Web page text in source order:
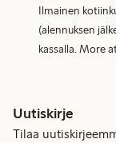
Ilmainen
(alennuksen
kassalla. More
Uutiskirje
Tilaa